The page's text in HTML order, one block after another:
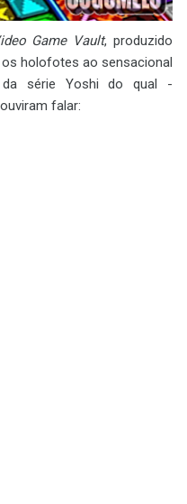
Game Vault, produzido
holofotes ao sensacional
série Yoshi do qual -
falar: